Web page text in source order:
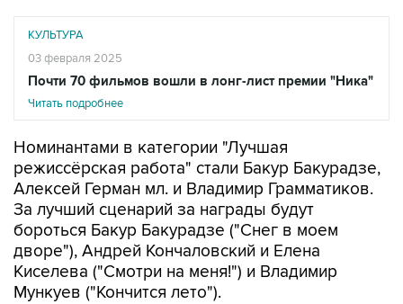
КУЛЬТУРА
03 февраля 2025
Почти 70 фильмов вошли в лонг-лист премии "Ника"
Читать подробнее
Номинантами в категории "Лучшая
режиссёрская работа" стали Бакур Бакурадзе,
Алексей Герман мл. и Владимир Грамматиков.
За лучший сценарий за награды будут
бороться Бакур Бакурадзе ("Снег в моем
дворе"), Андрей Кончаловский и Елена
Киселева ("Смотри на меня!") и Владимир
Мункуев ("Кончится лето").